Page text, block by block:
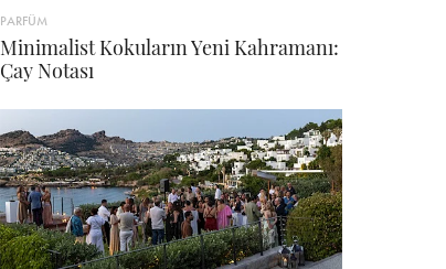
PARFÜM
Minimalist Kokuların Yeni Kahramanı:
Çay Notası